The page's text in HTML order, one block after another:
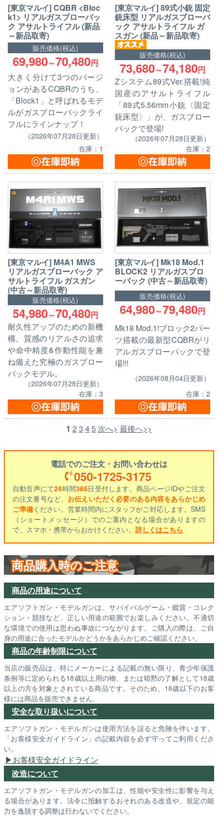
1 2 3 45 次へ> 最後へ>>
[東京マルイ] CQBR <Bloc
k1> リアルガスブローバッ
ク アサルトライフル (新品
～新品取寄)
販売価格(税込)
69,980～70,480円
大きく分けて3つのバージ
ョンがあるCQBRのうち、
「Block1」と呼ばれるモデ
ルがガスブローバックライ
フルにラインナップ！
（2026年07月28日更新）
在庫：1
[東京マルイ] 89式小銃 固定
銃床型 リアルガスブローバ
ック アサルトライフル ガ
スガン (新品～新品取寄)
販売価格(税込)
73,680～74,180円
Zシステム89式Ver.搭載!純
国産のアサルトライフル
「89式5.56mm小銃〈固定
銃床型〉」が、ガスブロー
バックで登場!
（2026年07月28日更新）
在庫：2
[東京マルイ] M4A1 MWS
リアルガスブローバック ア
サルトライフル ガスガン
(中古～新品取寄)
販売価格(税込)
54,980～70,480円
耐久性アップのための新機
構、質感のリアルさの追求
や命中精度&作動性能を兼
ね備えた究極のガスブロー
バックモデル。
（2026年07月28日更新）
在庫：3
[東京マルイ] Mk18 Mod.1
BLOCK2 リアルガスブロ
ーバック (中古～新品取寄)
販売価格(税込)
64,980～79,480円
Mk18 Mod.1!ブロック2パー
ツ搭載の最新型CQBRがリ
アルガスブローバックで登
場!!!
（2026年08月04日更新）
在庫：2
電話でのご注文・お問い合わせは
050-1725-3175
自動音声にて24時間365日受付します。商品ページIDやご注文
の注文番号など、 お伝えいただく必要のある内容をあらかじめ
ご準備ください。営業時間内にスタッフがご対応します。SMS
（ショートメッセージ）でのご案内となる場合がありますの
で、スマホ・携帯からおかけください。 詳しくはこちら
商品購入時のご注意
商品の用途について
エアソフトガン・モデルガンは、サバイバルゲーム・鑑賞・コレク
ション・競技など、正しい用途の範囲でお楽しみください。不適切
な環境での使用は思わぬ事故につながります。ご購入の際は、ご自
身の用途に合ったモデルかどうかをあらかじめご確認ください。
商品の年齢制限について
当店の販売品は、特にメーカーによる記載の無い限り、青少年保護
条例等に定められる18歳以上用の物、または暗黙の了解として18歳
以上の方を対象とされている商品です。そのため、18歳以下のお客
様には商品を販売できません。
安全な取り扱いについて
エアソフトガン・モデルガンは使用方法を誤ると危険を伴います。
「お客様安全ガイドライン」の記載内容を必ず守ってご利用くださ
い。
お客様安全ガイドライン
改造について
エアソフトガン・モデルガンの加工は、性能や安全性に影響を与え
る場合があります。法令に抵触するおそれのある改造や、規定の能
力を逸脱する調整は行わないでください。